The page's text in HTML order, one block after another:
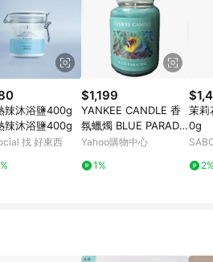
商品資訊頁及購物車不符，以
車標示為準。 10. 點數紅包使用規
11. 若於 LINE 購物前往 Pinkoi
並完成訂單，不符合導購資格；承
需透過 LINE 購物前往 Pinkoi 頁
辣沐浴鹽400g
辣沐浴鹽400g
找 好東西
$1,199
YANKEE CANDLE 香
氛蠟燭 BLUE PARADIS
E 1707
Yahoo購物中心
1%
茉莉
0g